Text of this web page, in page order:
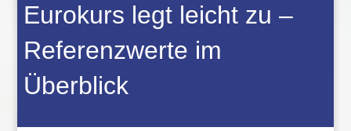
Eurokurs legt leicht zu –
Referenzwerte im
Überblick